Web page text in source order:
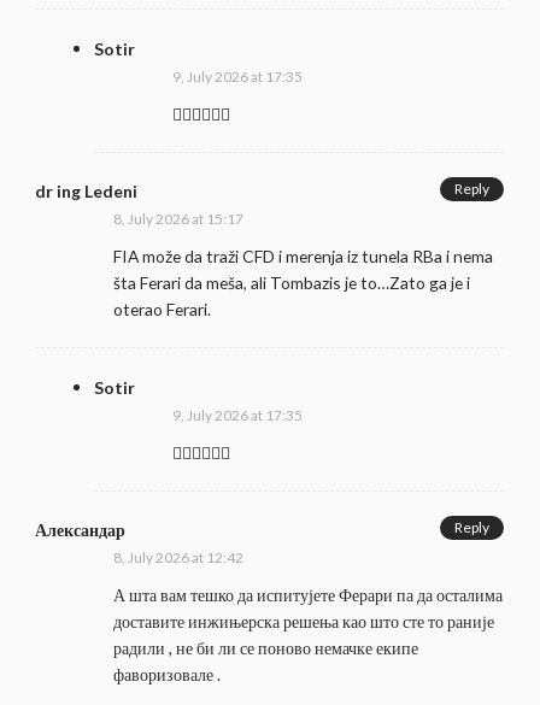
Sotir
9, July 2026 at 17:35
👍🏻👍🏻👍🏻
dr ing Ledeni
8, July 2026 at 15:17
FIA može da traži CFD i merenja iz tunela RBa i nema
šta Ferari da meša, ali Tombazis je to…Zato ga je i
oterao Ferari.
Reply
Sotir
9, July 2026 at 17:35
👍🏻👍🏻👍🏻
Александар
8, July 2026 at 12:42
А шта вам тешко да испитујете Ферари па да осталима
доставите инжињерска решења као што сте то раније
радили , не би ли се поново немачке екипе
фаворизовале .
Reply